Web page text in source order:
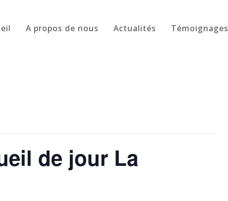
A propos de nous Actualités Témoignages
de jour La